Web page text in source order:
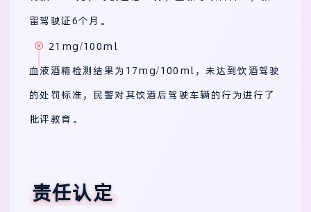
留驾驶证6个月。
21mg/100ml
血液酒精检测结果为17mg/100ml，未达到饮酒驾驶
的处罚标准，民警对其饮酒后驾驶车辆的行为进行了
批评教育。
责任认定